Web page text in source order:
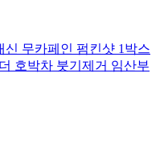
신 무카페인 펌킨샷 1박스
호박차 붓기제거 임산부